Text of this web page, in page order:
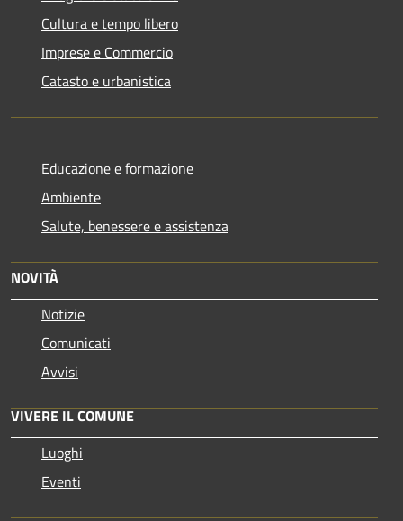
Cultura e tempo libero
Imprese e Commercio
Catasto e urbanistica
Educazione e formazione
Ambiente
Salute, benessere e assistenza
NOVITÀ
Notizie
Comunicati
Avvisi
VIVERE IL COMUNE
Luoghi
Eventi